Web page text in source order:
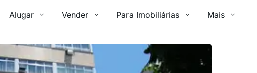
Alugar Vender Para Imobiliárias Mais